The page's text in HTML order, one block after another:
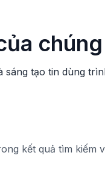
sáng tạo tin dùng
kết quả tìm kiếm